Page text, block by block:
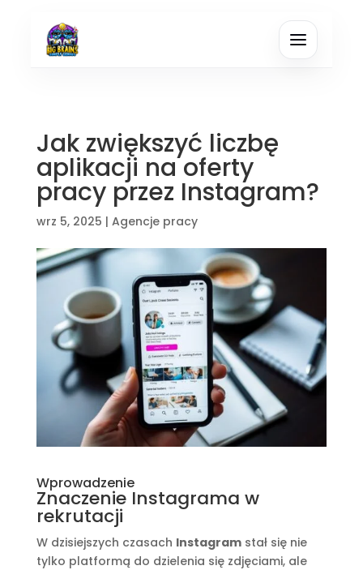
Jak zwiększyć liczbę
aplikacji na oferty
pracy przez Instagram?
wrz 5, 2025 | Agencje pracy
Wprowadzenie
Znaczenie Instagrama w
rekrutacji
W dzisiejszych czasach Instagramstał się nie
tylko platformą do dzielenia się zdjęciami, ale